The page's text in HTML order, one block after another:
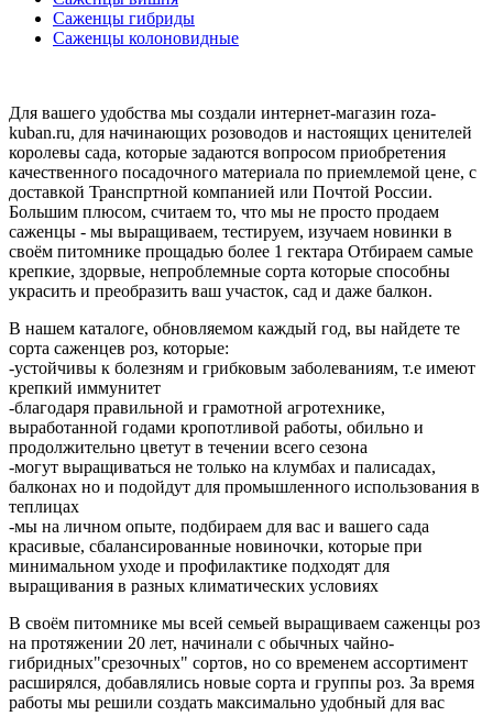
Саженцы гибриды
Саженцы колоновидные
Для вашего удобства мы создали интернет-магазин roza-
kuban.ru, для начинающих розоводов и настоящих ценителей
королевы сада, которые задаются вопросом приобретения
качественного посадочного материала по приемлемой цене, с
доставкой Транспртной компанией или Почтой России.
Большим плюсом, считаем то, что мы не просто продаем
саженцы - мы выращиваем, тестируем, изучаем новинки в
своём питомнике прощадью более 1 гектара Отбираем самые
крепкие, здорвые, непроблемные сорта которые способны
украсить и преобразить ваш участок, сад и даже балкон.
В нашем каталоге, обновляемом каждый год, вы найдете те
сорта саженцев роз, которые:
-устойчивы к болезням и грибковым заболеваниям, т.е имеют
крепкий иммунитет
-благодаря правильной и грамотной агротехнике,
выработанной годами кропотливой работы, обильно и
продолжительно цветут в течении всего сезона
-могут выращиваться не только на клумбах и палисадах,
балконах но и подойдут для промышленного использования в
теплицах
-мы на личном опыте, подбираем для вас и вашего сада
красивые, сбалансированные новиночки, которые при
минимальном уходе и профилактике подходят для
выращивания в разных климатических условиях
В своём питомнике мы всей семьей выращиваем саженцы роз
на протяжении 20 лет, начинали с обычных чайно-
гибридных"срезочных" сортов, но со временем ассортимент
расширялся, добавлялись новые сорта и группы роз. За время
работы мы решили создать максимально удобный для вас